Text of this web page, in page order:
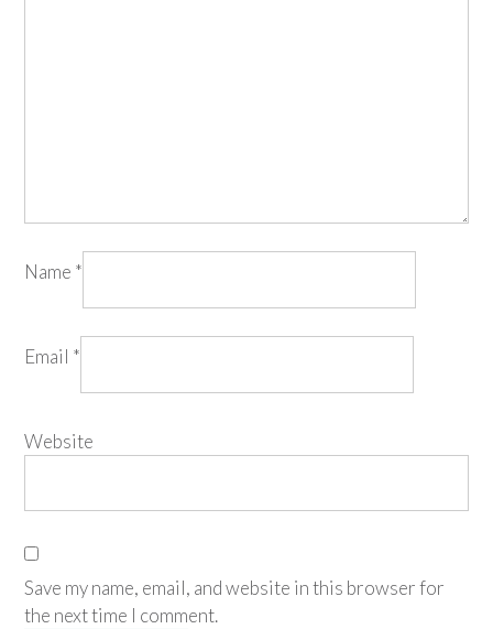
Name *
Email *
Website
Save my name, email, and website in this browser for
the next time I comment.